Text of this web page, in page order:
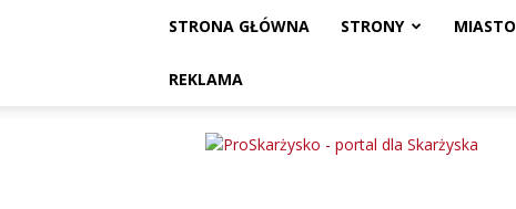
STRONA GŁÓWNA STRONY MIASTO
REKLAMA
ProSkarżysko